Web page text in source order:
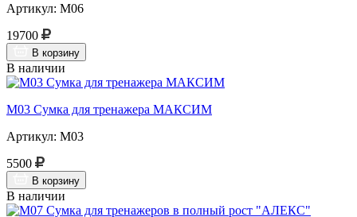
Артикул: М06
19700
В корзину
В наличии
М03 Сумка для тренажера МАКСИМ
Артикул: М03
5500
В корзину
В наличии